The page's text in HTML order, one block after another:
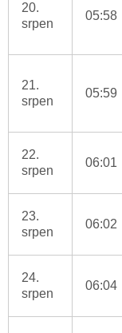
20.
srpen
05:58
21.
srpen
05:59
22.
srpen
06:01
23.
srpen
06:02
24.
srpen
06:04